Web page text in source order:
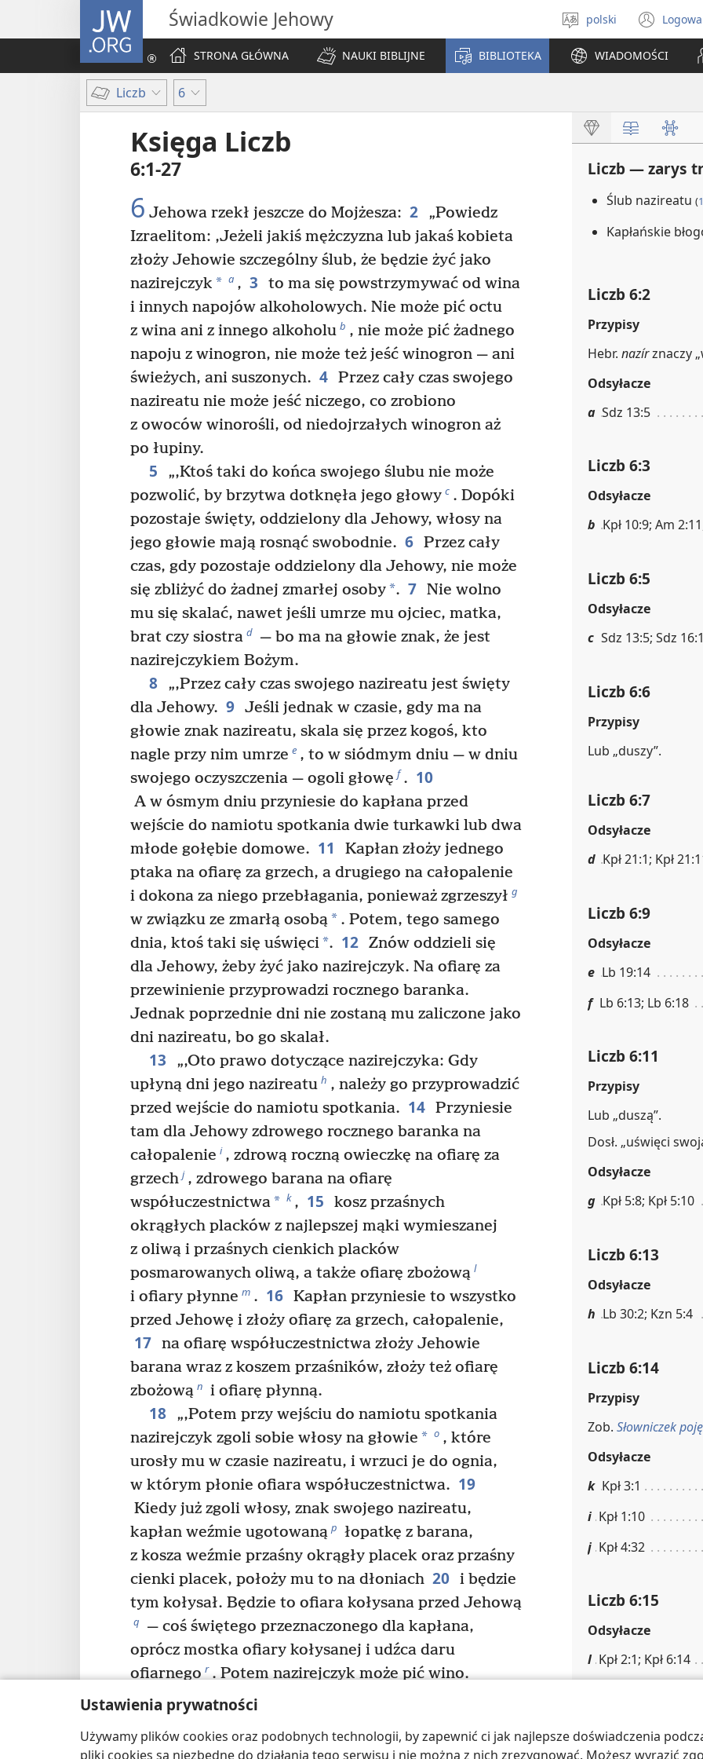
Ustawienia prywatności
Używamy plików cookies oraz podobnych technologii, by zapewnić ci jak najlepsze doświadczenia
pliki cookies są niezbędne do działania tego serwisu i nie można z nich zrezygnować. Możesz wyrazić
JW.ORG Świadkowie Jehowy
Wybór
języka
polski
new
STRONA GŁÓWNA NAUKI BIBLIJNE BIBLIOTEKA WIADOMOŚCI
Liczb 6
Księga Liczb
6:1-27
6 Jehowa rzekł jeszcze do Mojżesza: 2
„Powiedz
Izraelitom: ‚Jeżeli jakiś mężczyzna lub jakaś kobieta
złoży Jehowie szczególny ślub, że będzie żyć jako
nazirejczyk * a , 3
to ma się powstrzymywać od wina
i innych napojów alkoholowych. Nie może pić octu
z wina ani z innego alkoholu b , nie może pić żadnego
napoju z winogron, nie może też jeść winogron — ani
świeżych, ani suszonych. 4 Przez cały czas swojego
nazireatu nie może jeść niczego, co zrobiono
z owoców winorośli, od niedojrzałych winogron aż
po łupiny.
5
„‚Ktoś taki do końca swojego ślubu nie może
pozwolić, by brzytwa dotknęła jego głowy c . Dopóki
pozostaje święty, oddzielony dla Jehowy, włosy na
jego głowie mają rosnąć swobodnie. 6 Przez cały
czas, gdy pozostaje oddzielony dla Jehowy, nie może
się zbliżyć do żadnej zmarłej osoby*. 7 Nie wolno
mu się skalać, nawet jeśli umrze mu ojciec, matka,
brat czy siostra d — bo ma na głowie znak, że jest
nazirejczykiem Bożym.
8
„‚Przez cały czas swojego nazireatu jest święty
dla Jehowy. 9 Jeśli jednak w czasie, gdy ma na
głowie znak nazireatu, skala się przez kogoś, kto
nagle przy nim umrze e , to w siódmym dniu — w dniu
swojego oczyszczenia — ogoli głowę f . 10
A w ósmym dniu przyniesie do kapłana przed
wejście do namiotu spotkania dwie turkawki lub dwa
młode gołębie domowe. 11
Kapłan złoży jednego
ptaka na ofiarę za grzech, a drugiego na całopalenie
i dokona za niego przebłagania, ponieważ zgrzeszył g
w związku ze zmarłą osobą* . Potem, tego samego
dnia, ktoś taki się uświęci*. 12 Znów oddzieli się
dla Jehowy, żeby żyć jako nazirejczyk. Na ofiarę za
przewinienie przyprowadzi rocznego baranka.
Jednak poprzednie dni nie zostaną mu zaliczone jako
dni nazireatu, bo go skalał.
13
„‚Oto prawo dotyczące nazirejczyka: Gdy
upłyną dni jego nazireatu h , należy go przyprowadzić
przed wejście do namiotu spotkania. 14 Przyniesie
tam dla Jehowy zdrowego rocznego baranka na
całopalenie i , zdrową roczną owieczkę na ofiarę za
grzech j , zdrowego barana na ofiarę
współuczestnictwa* k , 15
kosz przaśnych
okrągłych placków z najlepszej mąki wymieszanej
z oliwą i przaśnych cienkich placków
posmarowanych oliwą, a także ofiarę zbożową l
i ofiary płynne m . 16 Kapłan przyniesie to wszystko
przed Jehowę i złoży ofiarę za grzech, całopalenie,
17 na ofiarę współuczestnictwa złoży Jehowie
barana wraz z koszem przaśników, złoży też ofiarę
zbożową n i ofiarę płynną.
18
„‚Potem przy wejściu do namiotu spotkania
nazirejczyk zgoli sobie włosy na głowie * o , które
urosły mu w czasie nazireatu, i wrzuci je do ognia,
w którym płonie ofiara współuczestnictwa. 19
Kiedy już zgoli włosy, znak swojego nazireatu,
kapłan weźmie ugotowaną p łopatkę z barana,
z kosza weźmie przaśny okrągły placek oraz przaśny
cienki placek, położy mu to na dłoniach 20 i będzie
tym kołysał. Będzie to ofiara kołysana przed Jehową
q
— coś świętego przeznaczonego dla kapłana,
oprócz mostka ofiary kołysanej i udźca daru
ofiarnego r . Potem nazirejczyk może pić wino.
21 „‚Takie jest prawo dotyczące nazirejczyka
wymaganych w ramach nazireatu złoży Jehowie coś
Liczb — zarys
Ślub nazireatu (
Kapłańskie
Liczb 6:2
Przypisy
Hebr. nazírznaczy
Odsyłacze
a Sdz 13:5
Liczb 6:3
Odsyłacze
b Kpł 10:9; Am
Liczb 6:5
Odsyłacze
c Sdz 13:5; Sdz
Liczb 6:6
Przypisy
Lub „duszy”.
Liczb 6:7
Odsyłacze
d Kpł 21:1; Kpł
Liczb 6:9
Odsyłacze
e Lb 19:14
f Lb 6:13; Lb 6:18
Liczb 6:11
Przypisy
Lub „duszą”.
Dosł. „uświęci
Odsyłacze
g Kpł 5:8; Kpł 5:10
Liczb 6:13
Odsyłacze
h Lb 30:2; Kzn 5:4
Liczb 6:14
Przypisy
Zob. Słowniczek
Odsyłacze
k Kpł 3:1
i Kpł 1:10
j Kpł 4:32
Liczb 6:15
Odsyłacze
l Kpł 2:1; Kpł 6:14
Liczb 6:17